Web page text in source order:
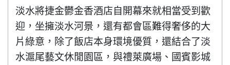
淡水將捷金鬱金香酒店自開幕來就相當受到歡
迎，坐擁淡水河景，還有都會區難得奢侈的大
片綠意，除了飯店本身環境優質，還結合了淡
水滬尾藝文休閒園區，與禮萊廣場、國賓影城